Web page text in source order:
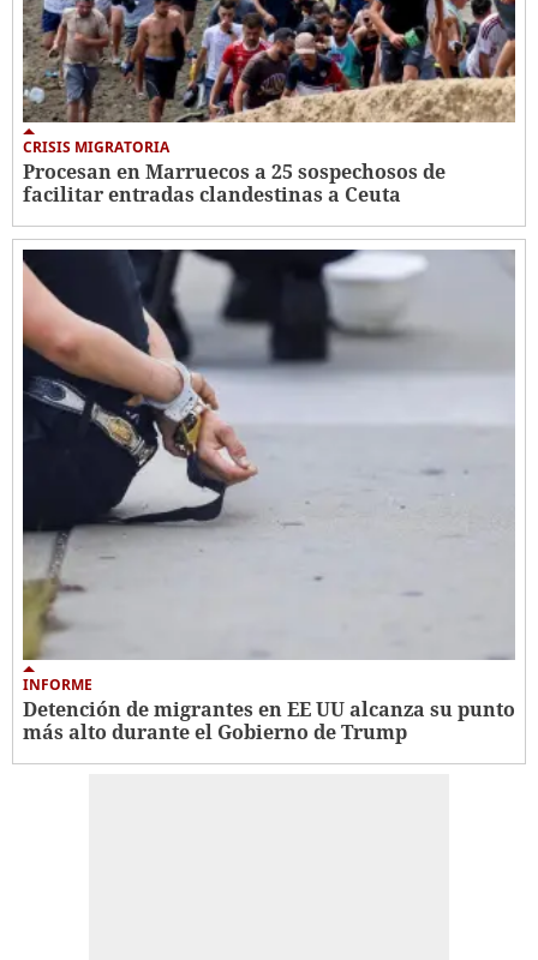
CRISIS MIGRATORIA
Procesan en Marruecos a 25 sospechosos de
facilitar entradas clandestinas a Ceuta
INFORME
Detención de migrantes en EE UU alcanza su punto
más alto durante el Gobierno de Trump